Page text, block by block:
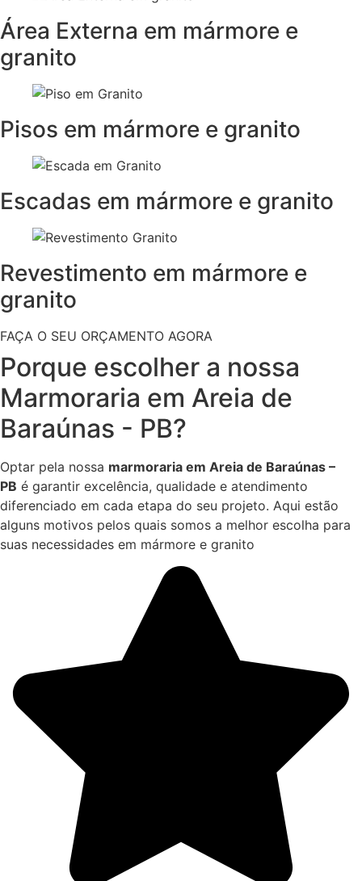
Área Externa em mármore e
granito
Pisos em mármore e granito
Escadas em mármore e granito
Revestimento em mármore e
granito
FAÇA O SEU ORÇAMENTO AGORA
Porque escolher a nossa
Marmoraria em Areia de
Baraúnas - PB?
Optar pela nossa marmoraria em Areia de Baraúnas –
PB é garantir excelência, qualidade e atendimento
diferenciado em cada etapa do seu projeto. Aqui estão
alguns motivos pelos quais somos a melhor escolha para
suas necessidades em mármore e granito